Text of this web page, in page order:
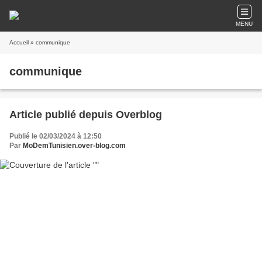
MENU
Accueil » communique
communique
Article publié depuis Overblog
Publié le 02/03/2024 à 12:50
Par MoDemTunisien.over-blog.com